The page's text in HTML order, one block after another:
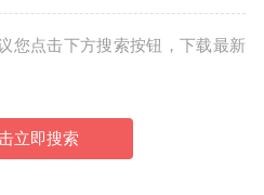
您点击下方搜索按钮，下载最新
立即搜索